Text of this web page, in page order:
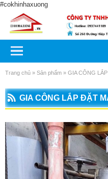
#cokhinhaxuong
Trang chủ » Sản phẩm » GIA CÔNG
GIA CÔNG LẮP ĐẶT